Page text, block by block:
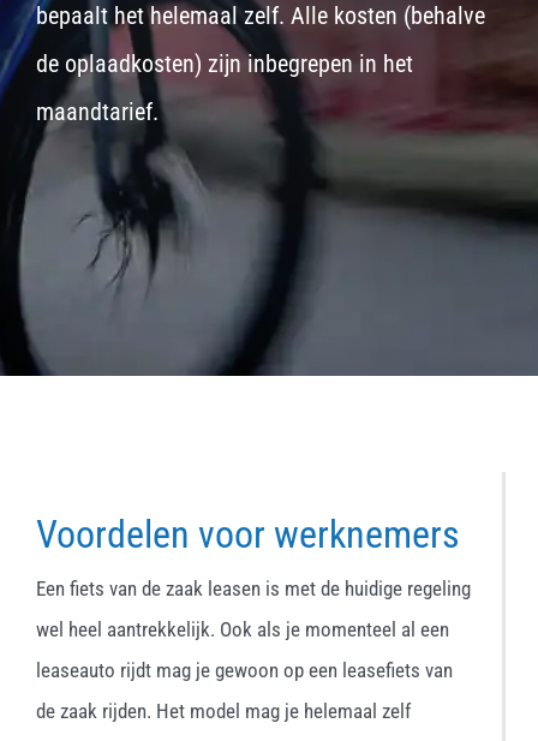
bepaalt het helemaal zelf. Alle kosten (behalve
de oplaadkosten) zijn inbegrepen in het
maandtarief.
Voordelen voor werknemers
Een fiets van de zaak leasen is met de huidige regeling
wel heel aantrekkelijk. Ook als je momenteel al een
leaseauto rijdt mag je gewoon op een leasefiets van
de zaak rijden. Het model mag je helemaal zelf